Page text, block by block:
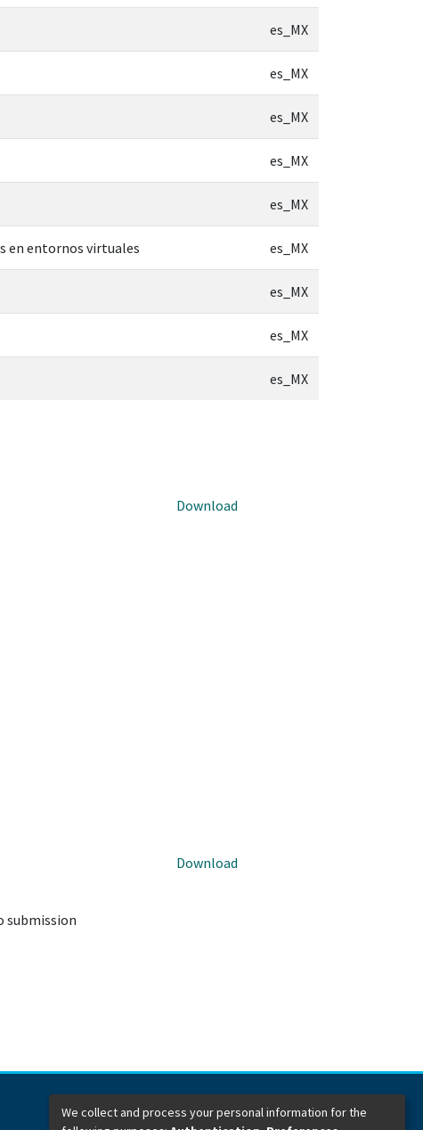
es_MX
es_MX
es_MX
es_MX
es_MX
en entornos virtuales es_MX
es_MX
es_MX
es_MX
Download
submission
Download
We collect and process your personal information for the